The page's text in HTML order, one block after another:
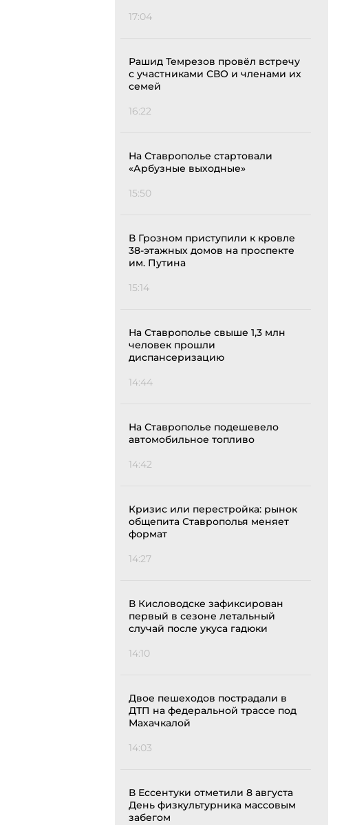
17:04
Рашид Темрезов провёл встречу
с участниками СВО и членами их
семей
16:22
На Ставрополье стартовали
«Арбузные выходные»
15:50
В Грозном приступили к кровле
38-этажных домов на проспекте
им. Путина
15:14
На Ставрополье свыше 1,3 млн
человек прошли
диспансеризацию
14:44
На Ставрополье подешевело
автомобильное топливо
14:42
Кризис или перестройка: рынок
общепита Ставрополья меняет
формат
14:27
В Кисловодске зафиксирован
первый в сезоне летальный
случай после укуса гадюки
14:10
Двое пешеходов пострадали в
ДТП на федеральной трассе под
Махачкалой
14:03
В Ессентуки отметили 8 августа
День физкультурника массовым
забегом